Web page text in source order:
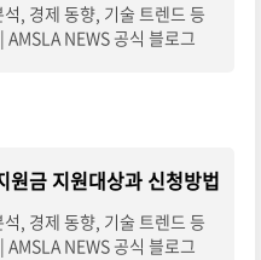
, 경제 동향, 기술 트렌드 등
AMSLA NEWS 공식 블로그
원금 지원대상과 신청방법
, 경제 동향, 기술 트렌드 등
AMSLA NEWS 공식 블로그